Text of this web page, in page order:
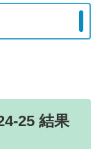
25 結果